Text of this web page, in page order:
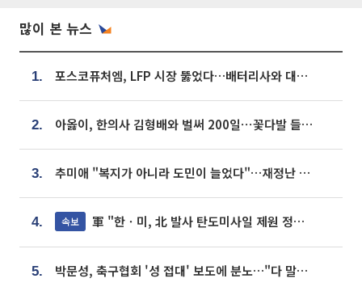
많이 본 뉴스
1. 포스코퓨처엠, LFP 시장 뚫었다…배터리사와 대규모 장기 공급 합의
2. 아옳이, 한의사 김형배와 벌써 200일⋯꽃다발 들고 "프러포즈 아냐"
3. 추미애 "복지가 아니라 도민이 늘었다"…재정난 책임론 정면돌파
4. 속보 軍 "한ㆍ미, 北 발사 탄도미사일 제원 정밀분석 중"
5. 박문성, 축구협회 '성 접대' 보도에 분노…"다 말아먹으려고 작정했나"